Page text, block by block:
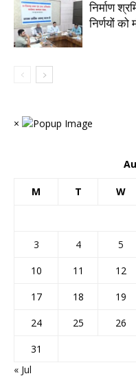
निर्माण
निर्णयों
×
M T W
3
4 5
10
11 12
17
18 19
24
25 26
31
« Jul